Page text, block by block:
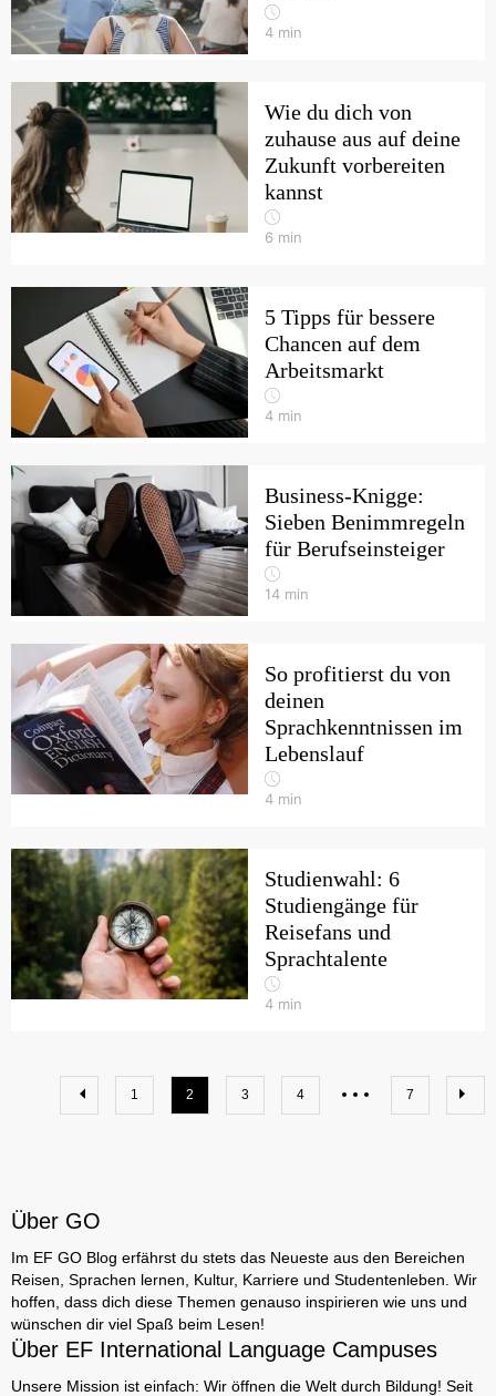
4 min
Wie du dich von
zuhause aus auf deine
Zukunft vorbereiten
kannst
6 min
5 Tipps für bessere
Chancen auf dem
Arbeitsmarkt
4 min
Business-Knigge:
Sieben Benimmregeln
für Berufseinsteiger
14 min
So profitierst du von
deinen
Sprachkenntnissen im
Lebenslauf
4 min
Studienwahl: 6
Studiengänge für
Reisefans und
Sprachtalente
4 min
1 2 3 4 7
Über GO
Im EF GO Blog erfährst du stets das Neueste aus den Bereichen
Reisen, Sprachen lernen, Kultur, Karriere und Studentenleben. Wir
hoffen, dass dich diese Themen genauso inspirieren wie uns und
wünschen dir viel Spaß beim Lesen!
Über EF International Language Campuses
Unsere Mission ist einfach: Wir öffnen die Welt durch Bildung! Seit